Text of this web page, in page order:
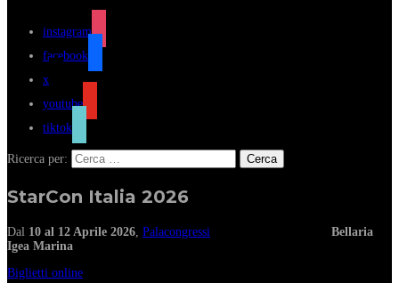
instagram
facebook
x
youtube
tiktok
Ricerca per:
StarCon Italia 2026
Dal 10 al 12 Aprile 2026 Palacongressi
Bellaria
Igea Marina
Biglietti online